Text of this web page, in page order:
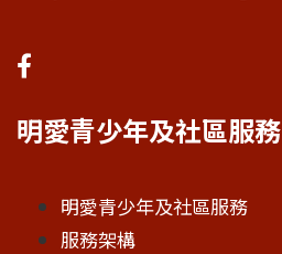
明愛青少年及社區服務
明愛青少年及社區服務
服務架構